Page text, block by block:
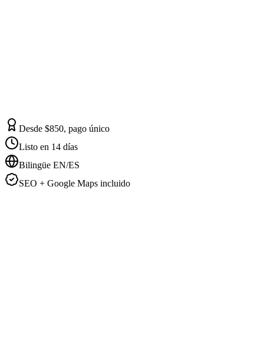
Desde $850, pago único
Listo en 14 días
Bilingüe EN/ES
SEO + Google Maps incluido